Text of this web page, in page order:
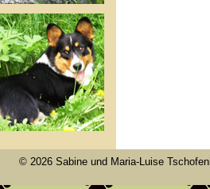
© 2026 Sabine und Maria-Luise